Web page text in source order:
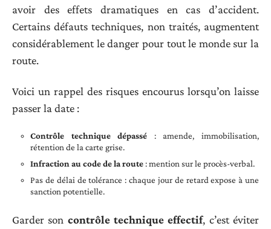
avoir des effets dramatiques en cas d’accident.
Certains défauts techniques, non traités, augmentent
considérablement le danger pour tout le monde sur la
route.
Voici un rappel des risques encourus lorsqu’on laisse
passer la date :
Contrôle technique dépassé : amende, immobilisation,
rétention de la carte grise.
Infraction au code de la route: mention sur le procès-verbal.
Pas de délai de tolérance : chaque jour de retard expose à une
sanction potentielle.
Garder son contrôle technique effectif, c’est éviter